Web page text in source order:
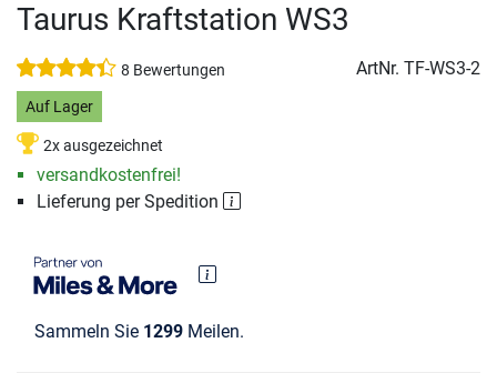
Taurus Kraftstation WS3
8 Bewertungen ArtNr. TF-WS3-2
Auf Lager
2x ausgezeichnet
versandkostenfrei!
Lieferung per Spedition
Sammeln Sie 1299 Meilen.